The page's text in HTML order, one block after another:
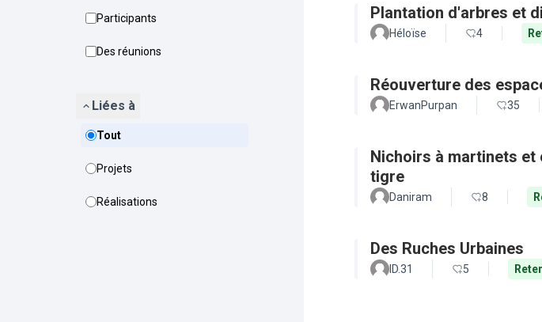
Participants
Des réunions
Liées à
Tout
Projets
Réalisations
Plantation d'arbres et
Héloïse 4
Réouverture des
ErwanPurpan 35
Nichoirs à martinets et
tigre
Daniram 8
Des Ruches Urbaines
ID.31 5